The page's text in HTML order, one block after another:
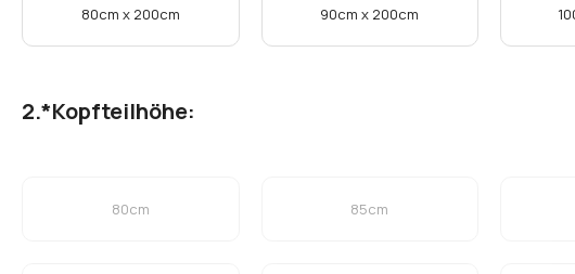
80cm x 200cm 90cm x 200cm
*Kopfteilhöhe:
80cm 85cm